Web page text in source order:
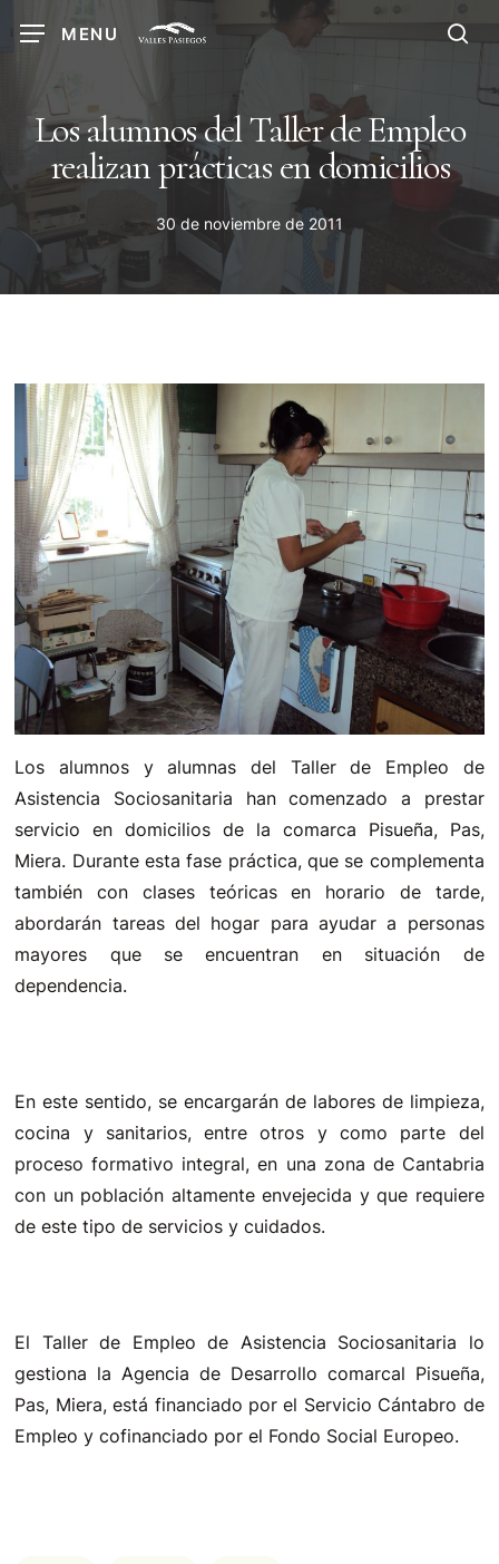
content
MENU
Los alumnos del Taller de Empleo
realizan prácticas en domicilios
30 de noviembre de 2011
Los alumnos y alumnas del Taller de Empleo de
Asistencia Sociosanitaria han comenzado a prestar
servicio en domicilios de la comarca Pisueña, Pas,
Miera. Durante esta fase práctica, que se complementa
también con clases teóricas en horario de tarde,
abordarán tareas del hogar para ayudar a personas
mayores que se encuentran en situación de
dependencia.
En este sentido, se encargarán de labores de limpieza,
cocina y sanitarios, entre otros y como parte del
proceso formativo integral, en una zona de Cantabria
con un población altamente envejecida y que requiere
de este tipo de servicios y cuidados.
El Taller de Empleo de Asistencia Sociosanitaria lo
gestiona la Agencia de Desarrollo comarcal Pisueña,
Pas, Miera, está financiado por el Servicio Cántabro de
Empleo y cofinanciado por el Fondo Social Europeo.